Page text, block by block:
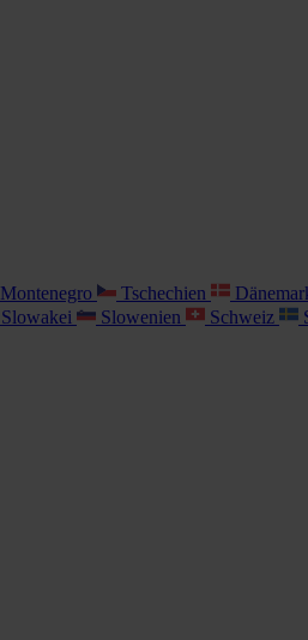
Montenegro Tschechien
Slowakei Slowenien Schweiz